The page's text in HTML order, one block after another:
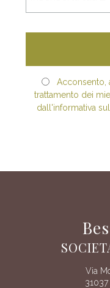
Acconsento,
trattamento dei
dall'informativa
Via